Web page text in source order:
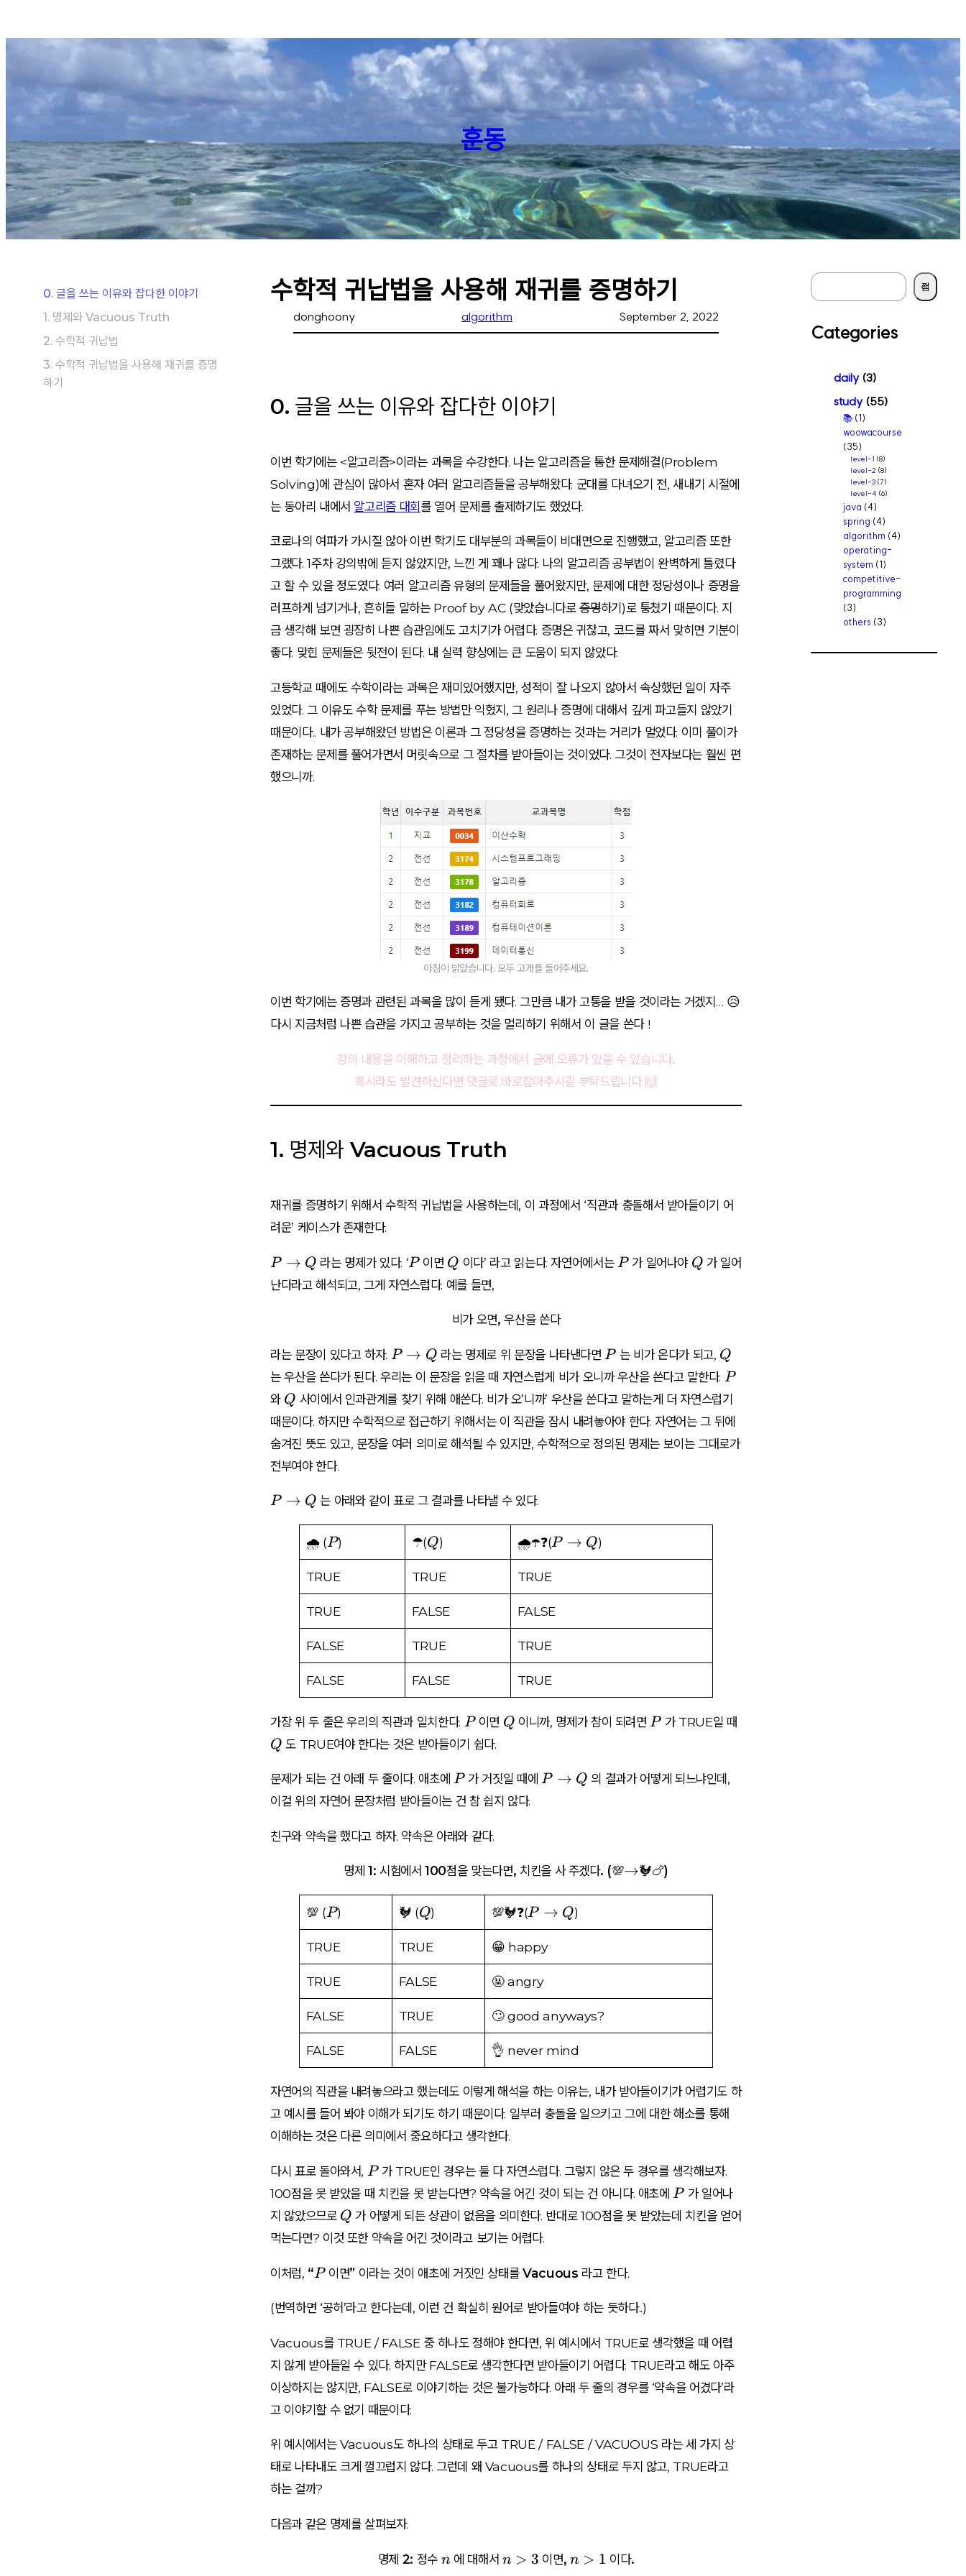
to
훈동
0. 글을 쓰는 이유와 잡다한 이야기
1. 명제와 Vacuous Truth
2. 수학적 귀납법
3. 수학적 귀납법을 사용해 재귀를 증명
하기
수학적 귀납법을 사용해 재귀를 증명하기
donghoony algorithm September 2, 2022
0. 글을 쓰는 이유와 잡다한 이야기
이번 학기에는 <알고리즘>이라는 과목을 수강한다. 나는 알고리즘을 통한 문제해결(Problem
Solving)에 관심이 많아서 혼자 여러 알고리즘들을 공부해왔다. 군대를 다녀오기 전, 새내기 시절에
는 동아리 내에서 알고리즘 대회를 열어 문제를 출제하기도 했었다.
코로나의 여파가 가시질 않아 이번 학기도 대부분의 과목들이 비대면으로 진행했고, 알고리즘 또한
그랬다. 1주차 강의밖에 듣지 않았지만, 느낀 게 꽤나 많다. 나의 알고리즘 공부법이 완벽하게 틀렸다
고 할 수 있을 정도였다. 여러 알고리즘 유형의 문제들을 풀어왔지만, 문제에 대한 정당성이나 증명을
러프하게 넘기거나, 흔히들 말하는 Proof by AC (맞았습니다로증명하기)로 퉁쳤기 때문이다. 지
금 생각해 보면 굉장히 나쁜 습관임에도 고치기가 어렵다. 증명은 귀찮고, 코드를 짜서 맞히면 기분이
좋다. 맞힌 문제들은 뒷전이 된다. 내 실력 향상에는 큰 도움이 되지 않았다.
고등학교 때에도 수학이라는 과목은 재미있어했지만, 성적이 잘 나오지 않아서 속상했던 일이 자주
있었다. 그 이유도 수학 문제를 푸는 방법만 익혔지, 그 원리나 증명에 대해서 깊게 파고들지 않았기
때문이다.. 내가 공부해왔던 방법은 이론과 그 정당성을 증명하는 것과는 거리가 멀었다. 이미 풀이가
존재하는 문제를 풀어가면서 머릿속으로 그 절차를 받아들이는 것이었다. 그것이 전자보다는 훨씬 편
했으니까.
아침이 밝았습니다. 모두 고개를 들어주세요.
이번 학기에는 증명과 관련된 과목을 많이 듣게 됐다. 그만큼 내가 고통을 받을 것이라는 거겠지… 😥
다시 지금처럼 나쁜 습관을 가지고 공부하는 것을 멀리하기 위해서 이 글을 쓴다 !
강의 내용을 이해하고 정리하는 과정에서 글에 오류가 있을 수 있습니다.
혹시라도 발견하신다면 댓글로 바로잡아주시길 부탁드립니다 🙌
1. 명제와 Vacuous Truth
재귀를 증명하기 위해서 수학적 귀납법을 사용하는데, 이 과정에서 ‘직관과 충돌해서 받아들이기 어
려운’ 케이스가 존재한다.
P
\
ri
t
a
rr
o
w
Q
P → Q 라는 명제가 있다. ‘P
P이면 Q
Q 이다’ 라고 읽는다. 자연어에서는 P
P가 일어나야 Q
Q 가 일어
난다라고 해석되고, 그게 자연스럽다. 예를 들면,
비가 오면, 우산을 쓴다
라는 문장이 있다고 하자. P
\
ri
g
h
t
o
P → Q 라는 명제로 위 문장을 나타낸다면 P
P 는 비가 온다가 되고, Q
Q
는우산을 쓴다가 된다. 우리는 이 문장을 읽을 때 자연스럽게 비가 오니까 우산을 쓴다고 말한다. P
P
와 Q
Q 사이에서 인과관계를 찾기 위해 애쓴다. 비가 오’니까’ 우산을 쓴다고 말하는게 더 자연스럽기
때문이다. 하지만 수학적으로 접근하기 위해서는 이 직관을 잠시 내려놓아야 한다. 자연어는 그 뒤에
숨겨진 뜻도 있고, 문장을 여러 의미로 해석될 수 있지만, 수학적으로 정의된 명제는 보이는 그대로가
전부여야 한다.
P
P → Q 는 아래와 같이 표로 그 결과를 나타낼 수 있다.
🌧 (P
P) ☂(Q
Q) 🌧☂❓(P
\
g
h
t
a
rr
o
w
Q
P → Q)
TRUE TRUE TRUE
TRUE FALSE FALSE
FALSE TRUE TRUE
FALSE FALSE TRUE
가장 위 두 줄은 우리의 직관과 일치한다. P
P이면 Q
Q 이니까, 명제가 참이 되려면 P
P 가 TRUE일 때
Q
Q 도 TRUE여야 한다는 것은 받아들이기 쉽다.
문제가 되는 건 아래 두 줄이다. 애초에 P
P가 거짓일 때에 P
t
o
Q
P → Q 의 결과가 어떻게 되느냐인데,
이걸 위의 자연어 문장처럼 받아들이는 건 참 쉽지 않다.
친구와 약속을 했다고 하자. 약속은 아래와 같다.
명제 1: 시험에서 100점을 맞는다면, 치킨을 사 주겠다. (💯\
r
w
→🐓🍗)
💯 (P
P) 🐓 (Q
Q) 💯🐓❓(P
\
ri
g
h
t
a
rr
o
w
Q
P → Q)
TRUE TRUE 😁 happy
TRUE FALSE 🤬 angry
FALSE TRUE 🙄 good anyways?
FALSE FALSE 👌 never mind
자연어의 직관을 내려놓으라고 했는데도 이렇게 해석을 하는 이유는, 내가 받아들이기가 어렵기도 하
고 예시를 들어 봐야 이해가 되기도 하기 때문이다. 일부러 충돌을 일으키고 그에 대한 해소를 통해
이해하는 것은 다른 의미에서 중요하다고 생각한다.
다시 표로 돌아와서, P
P가 TRUE인 경우는 둘 다 자연스럽다. 그렇지 않은 두 경우를 생각해보자.
100점을 못 받았을 때 치킨을 못 받는다면? 약속을 어긴 것이 되는 건 아니다. 애초에 P
P 가 일어나
지 않았으므로 Q
Q 가 어떻게 되든 상관이 없음을 의미한다. 반대로 100점을 못 받았는데 치킨을 얻어
먹는다면? 이것 또한 약속을 어긴 것이라고 보기는 어렵다.
이처럼, “P
P이면” 이라는 것이 애초에 거짓인 상태를Vacuous 라고 한다.
(번역하면 ‘공허’라고 한다는데, 이런 건 확실히 원어로 받아들여야 하는 듯하다..)
Vacuous를 TRUE / FALSE 중 하나도 정해야 한다면, 위 예시에서 TRUE로 생각했을 때 어렵
지 않게 받아들일 수 있다. 하지만 FALSE로 생각한다면 받아들이기 어렵다. TRUE라고 해도 아주
이상하지는 않지만, FALSE로 이야기하는 것은 불가능하다. 아래 두 줄의 경우를 ‘약속을 어겼다’라
고 이야기할 수 없기 때문이다.
위 예시에서는 Vacuous도 하나의 상태로 두고 TRUE / FALSE / VACUOUS 라는 세 가지 상
태로 나타내도 크게 껄끄럽지 않다. 그런데 왜 Vacuous를 하나의 상태로 두지 않고, TRUE라고
하는 걸까?
다음과 같은 명제를 살펴보자.
명제 2: 정수 n
n 에 대해서 n
n > 3 이면, n
n > 1 이다.
S
e
a
r
검색
Categories
daily(3)
study(55)
📚(1)
woowacourse
(35)
level-1 (8)
level-2 (8)
level-3 (7)
level-4 (6)
java (4)
spring (4)
algorithm (4)
operating-
system (1)
competitive-
programming
(3)
others (3)